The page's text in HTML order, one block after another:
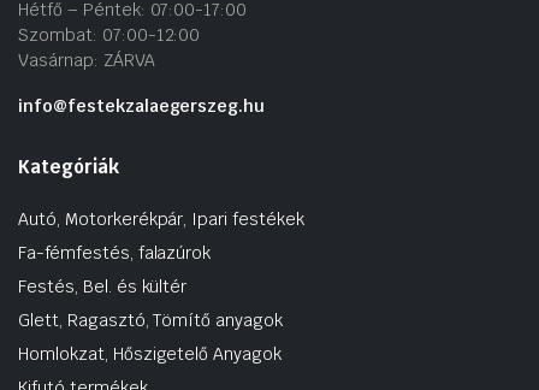
Hétfő – Péntek: 07:00-17:00
Szombat: 07:00-12:00
Vasárnap: ZÁRVA
info@festekzalaegerszeg.hu
Kategóriák
Autó, Motorkerékpár, Ipari festékek
Fa-fémfestés, falazúrok
Festés, Bel. és kültér
Glett, Ragasztó, Tömítő anyagok
Homlokzat, Hőszigetelő Anyagok